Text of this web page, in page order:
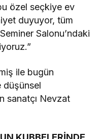
özel seçkiye ev
duyuyor, tüm
Salonu’ndaki
ile bugün
düşünsel
sanatçı Nevzat